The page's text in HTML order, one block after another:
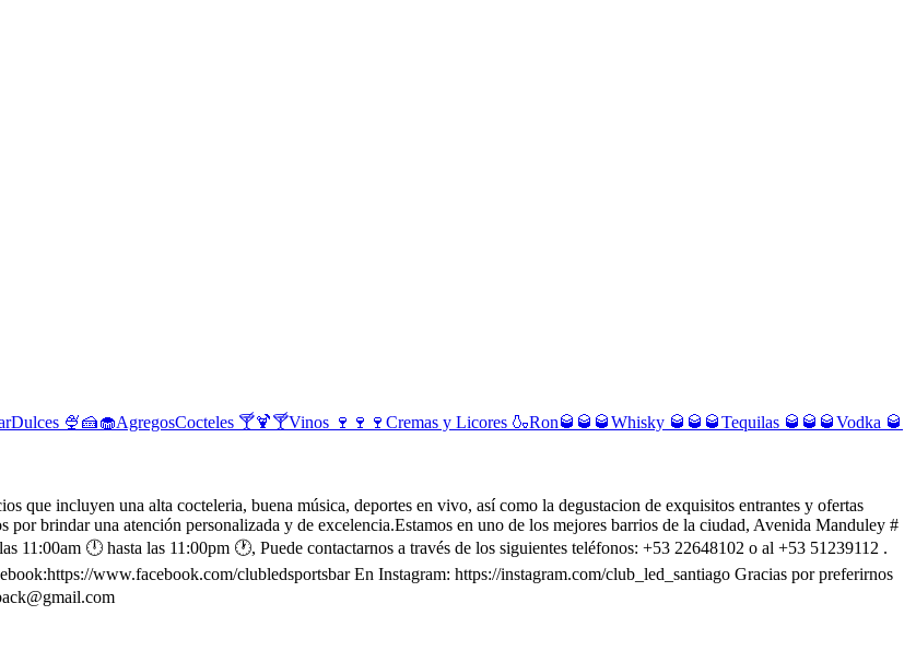
Dulces 🍨🍰🧁AgregosCocteles 🍸🍹🍸Vinos 🍷🍷🍷 Cremas y Licores 🍶Ron🥃🥃🥃Whisky 🥃🥃🥃Tequilas 🥃🥃🥃Vodka 🥃
que incluyen una alta cocteleria, buena música, deportes en vivo, así como la degustacion de exquisitos entrantes y ofertas
brindar una atención personalizada y de excelencia.Estamos en uno de los mejores barrios de la ciudad, Avenida Manduley #
11:00am 🕛 hasta las 11:00pm 🕐, Puede contactarnos a través de los siguientes teléfonos: +53 22648102 o al +53 51239112 .
www.facebook.com/clubledsportsbar En Instagram: https://instagram.com/club_led_santiago Gracias por preferirnos